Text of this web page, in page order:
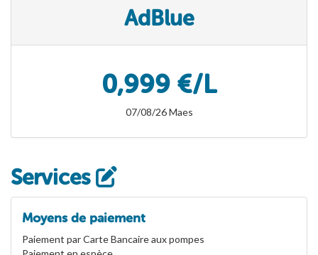
AdBlue
0,999 €/L
07/08/26 Maes
Services
Moyens de paiement
Paiement par Carte Bancaire aux pompes